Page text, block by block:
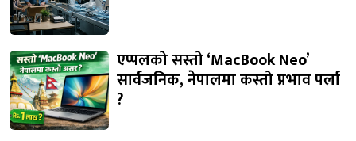
एप्पलको सस्तो ‘MacBook Neo’
सार्वजनिक, नेपालमा कस्तो प्रभाव पर्ला
?